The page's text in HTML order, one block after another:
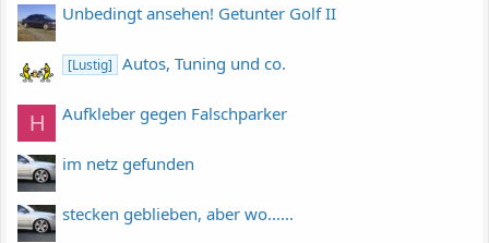
Unbedingt ansehen! Getunter Golf II
[Lustig] Autos, Tuning und co.
H Aufkleber gegen Falschparker
im netz gefunden
stecken geblieben, aber wo......